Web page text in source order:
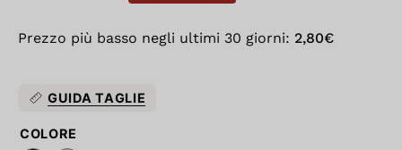
Prezzo più basso negli ultimi 30 giorni: 2,80€
GUIDA TAGLIE
COLORE